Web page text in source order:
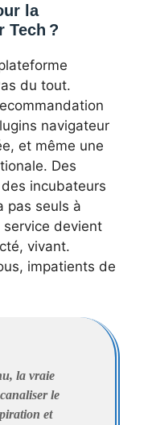
la
Tech ?
du tout.
navigateur
et même une
Des
incubateurs
pas seuls à
service devient
vivant.
impatients de
la vraie
le
et